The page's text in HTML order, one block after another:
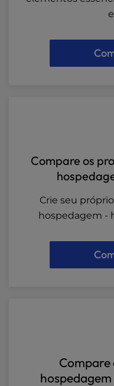
Compare os
Crie seu
hospedagem -
Compare